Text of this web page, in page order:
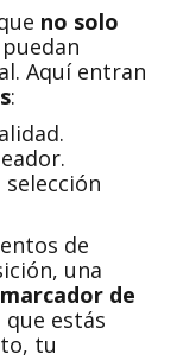
no solo
Aquí entran
:
de
una
de
estás
tu